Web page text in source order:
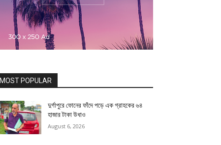
MOST POPULAR
দুর্গাপুরে ফোনের ফাঁদে পড়ে এক গ্রাহকের ৬৪
হাজার টাকা উধাও
August 6, 2026